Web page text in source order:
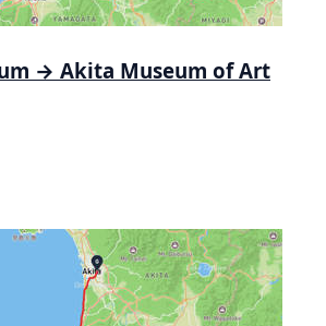
→ Akita Museum of Art